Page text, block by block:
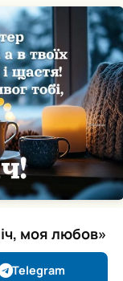
моя любов»
Telegram